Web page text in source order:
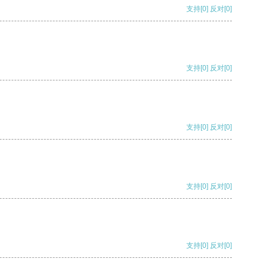
支持[0] 反对[0]
支持[0] 反对[0]
支持[0] 反对[0]
支持[0] 反对[0]
支持[0] 反对[0]